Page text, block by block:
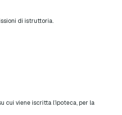
di istruttoria.
cui viene iscritta l’ipoteca, per la